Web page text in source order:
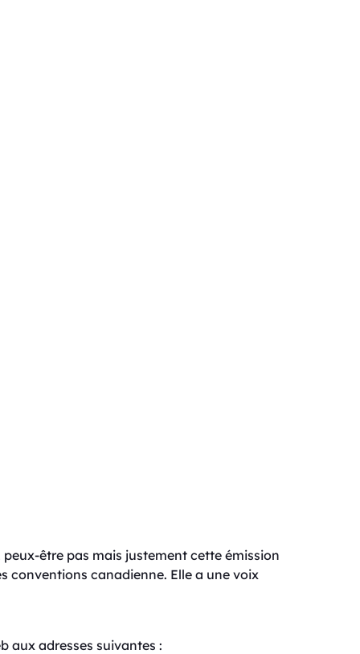
être pas mais justement cette émission
conventions canadienne. Elle a une voix
aux adresses suivantes :